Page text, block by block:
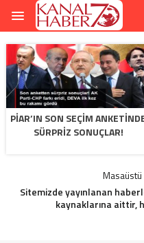
PİAR’IN SON SEÇIM
SÜRPRIZ SONUÇLAR!
Sitemizde yayınlanan
kaynaklarına aittir,